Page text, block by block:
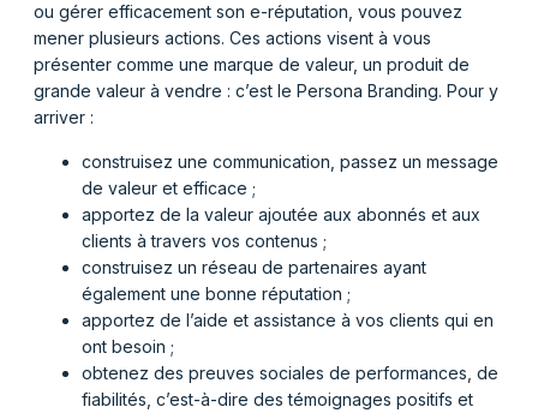
ou gérer efficacement son e-réputation, vous pouvez
mener plusieurs actions. Ces actions visent à vous
présenter comme une marque de valeur, un produit de
grande valeur à vendre : c’est le Persona Branding. Pour y
arriver :
construisez une communication, passez un message
de valeur et efficace ;
apportez de la valeur ajoutée aux abonnés et aux
clients à travers vos contenus ;
construisez un réseau de partenaires ayant
également une bonne réputation ;
apportez de l’aide et assistance à vos clients qui en
ont besoin ;
obtenez des preuves sociales de performances, de
fiabilités, c’est-à-dire des témoignages positifs et